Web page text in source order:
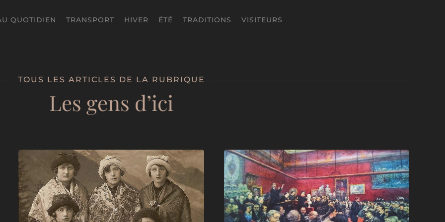
QUOTIDIEN TRANSPORT HIVER ÉTÉ TRADITIONS VISITEURS
TOUS LES ARTICLES DE LA RUBRIQUE
Les gens d’ici